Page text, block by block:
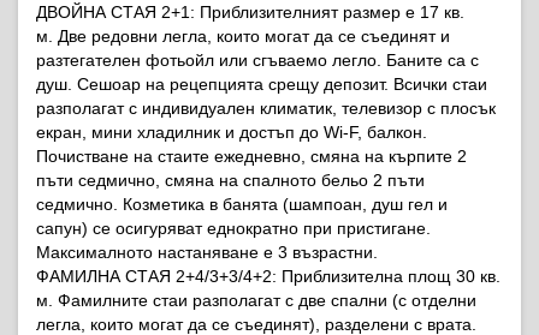
ДВОЙНА СТАЯ 2+1: Приблизителният размер е 17 кв.
м. Две редовни легла, които могат да се съединят и
разтегателен фотьойл или сгъваемо легло. Баните са с
душ. Сешоар на рецепцията срещу депозит. Всички стаи
разполагат с индивидуален климатик, телевизор с плосък
екран, мини хладилник и достъп до Wi-F, балкон.
Почистване на стаите ежедневно, смяна на кърпите 2
пъти седмично, смяна на спалното бельо 2 пъти
седмично. Козметика в банята (шампоан, душ гел и
сапун) се осигуряват еднократно при пристигане.
Максималното настаняване е 3 възрастни.
ФАМИЛНА СТАЯ 2+4/3+3/4+2: Приблизителна площ 30 кв.
м. Фамилните стаи разполагат с две спални (с отделни
легла, които могат да се съединят), разделени с врата.